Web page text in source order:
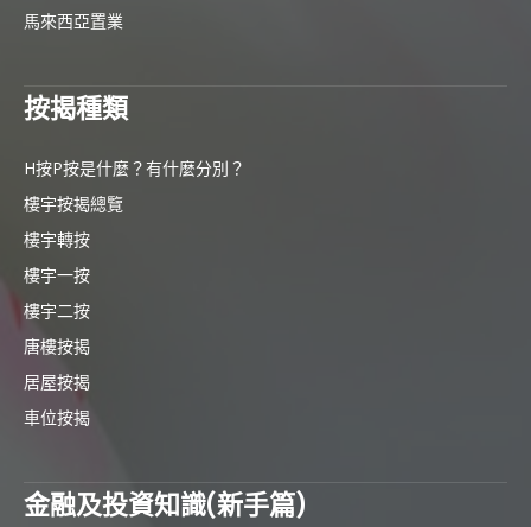
馬來西亞置業
按揭種類
H按P按是什麼？有什麼分別？
樓宇按揭總覽
樓宇轉按
樓宇一按
樓宇二按
唐樓按揭
居屋按揭
車位按揭
金融及投資知識(新手篇)